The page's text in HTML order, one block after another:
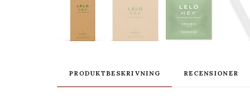
PRODUKTBESKRIVNING RECENSIONER